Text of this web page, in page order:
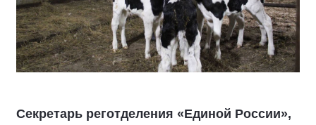
Секретарь реготделения «Единой России»,